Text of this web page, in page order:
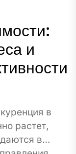
и
в
растет,
в